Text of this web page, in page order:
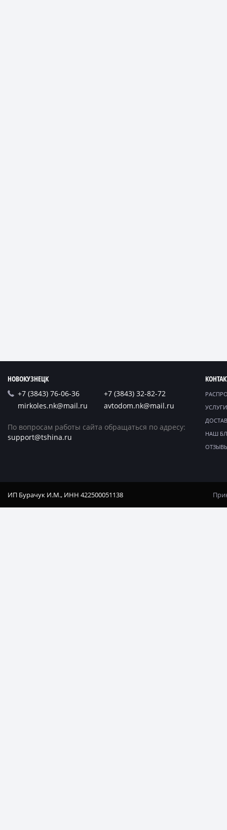
НОВОКУЗНЕЦК
+7 (3843) 76-06-36
+7 (3843) 32-82-72
mirkoles.nk@mail.ru
avtodom.nk@mail.ru
По вопросам работы сайта обращаться по адресу:
support@tshina.ru
НАШ
ИП Бурачук И.М., ИНН 422500051138